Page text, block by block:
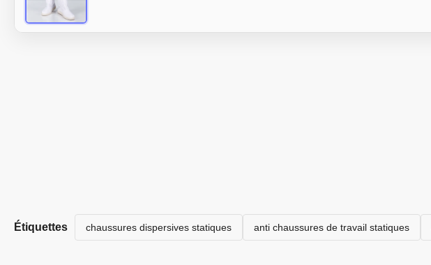
Étiquettes chaussures dispersives statiques anti chaussures de travail statiques